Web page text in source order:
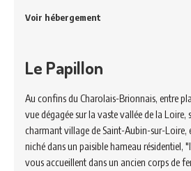
Voir hébergement
Le Papillon
Au confins du Charolais-Brionnais, entre
vue dégagée sur la vaste vallée de la
charmant village de Saint-Aubin-sur-Loire,
niché dans un paisible hameau résidentiel,
vous accueillent dans un ancien corps de